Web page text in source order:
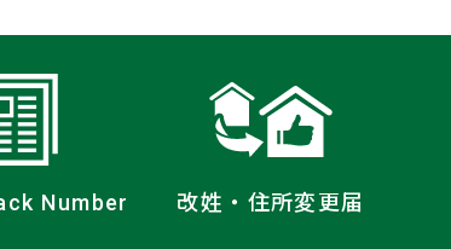
Number 改姓・住所変更届